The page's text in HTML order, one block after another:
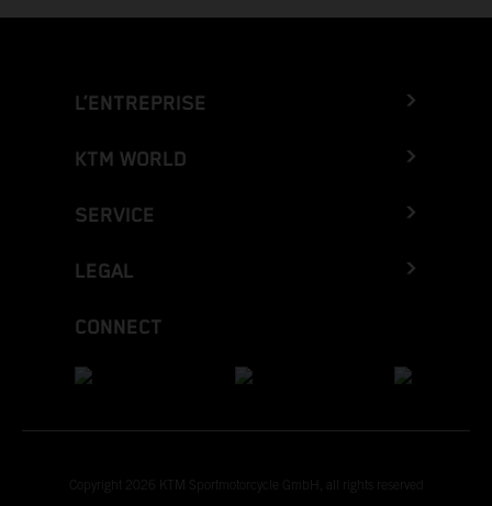
L’ENTREPRISE
KTM WORLD
SERVICE
LEGAL
CONNECT
Copyright 2026 KTM Sportmotorcycle GmbH, all rights reserved